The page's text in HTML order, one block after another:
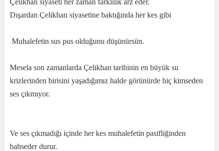
Çelikhan siyaseti her zaman farklılık arz eder.
Dışardan Çelikhan siyasetine baktığında her kes gibi
Muhalefetin sus pus olduğunu düşünürsün.
Mesela son zamanlarda Çelikhan tarihinin en büyük su
krizlerinden birisini yaşadığımız halde görünürde hiç kimseden
ses çıkmıyor.
Ve ses çıkmadığı içinde her kes muhalefetin pasifliğinden
bahseder durur.